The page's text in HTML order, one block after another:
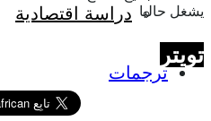
دراسة اقتصادية
ترجمات
يشغل حاليا
تويتر